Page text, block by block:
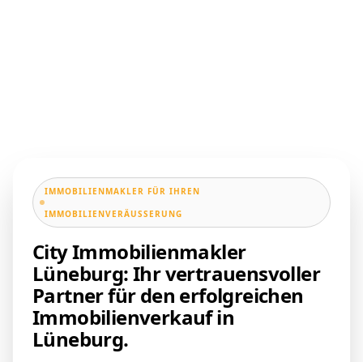
IMMOBILIENMAKLER FÜR IHREN
IMMOBILIENVERÄUSSERUNG
City Immobilienmakler
Lüneburg: Ihr vertrauensvoller
Partner für den erfolgreichen
Immobilienverkauf in
Lüneburg.